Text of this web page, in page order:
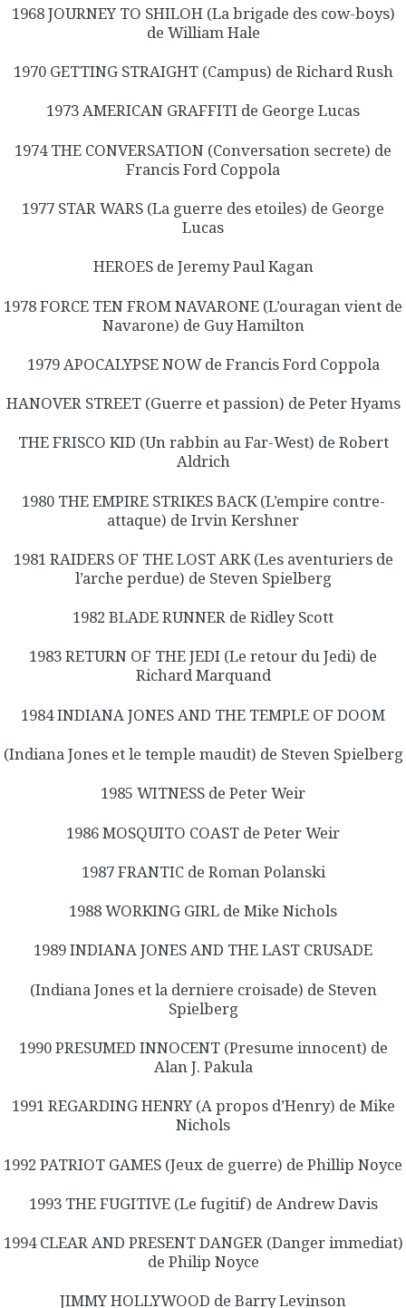
1968 JOURNEY TO SHILOH (La brigade des cow-boys)
de William Hale
1970 GETTING STRAIGHT (Campus) de Richard Rush
1973 AMERICAN GRAFFITI de George Lucas
1974 THE CONVERSATION (Conversation secrete) de
Francis Ford Coppola
1977 STAR WARS (La guerre des etoiles) de George
Lucas
HEROES de Jeremy Paul Kagan
1978 FORCE TEN FROM NAVARONE (L’ouragan vient de
Navarone) de Guy Hamilton
1979 APOCALYPSE NOW de Francis Ford Coppola
HANOVER STREET (Guerre et passion) de Peter Hyams
THE FRISCO KID (Un rabbin au Far-West) de Robert
Aldrich
1980 THE EMPIRE STRIKES BACK (L’empire contre-
attaque) de Irvin Kershner
1981 RAIDERS OF THE LOST ARK (Les aventuriers de
l’arche perdue) de Steven Spielberg
1982 BLADE RUNNER de Ridley Scott
1983 RETURN OF THE JEDI (Le retour du Jedi) de
Richard Marquand
1984 INDIANA JONES AND THE TEMPLE OF DOOM
(Indiana Jones et le temple maudit) de Steven Spielberg
1985 WITNESS de Peter Weir
1986 MOSQUITO COAST de Peter Weir
1987 FRANTIC de Roman Polanski
1988 WORKING GIRL de Mike Nichols
1989 INDIANA JONES AND THE LAST CRUSADE
(Indiana Jones et la derniere croisade) de Steven
Spielberg
1990 PRESUMED INNOCENT (Presume innocent) de
Alan J. Pakula
1991 REGARDING HENRY (A propos d’Henry) de Mike
Nichols
1992 PATRIOT GAMES (Jeux de guerre) de Phillip Noyce
1993 THE FUGITIVE (Le fugitif) de Andrew Davis
1994 CLEAR AND PRESENT DANGER (Danger immediat)
de Philip Noyce
JIMMY HOLLYWOOD de Barry Levinson